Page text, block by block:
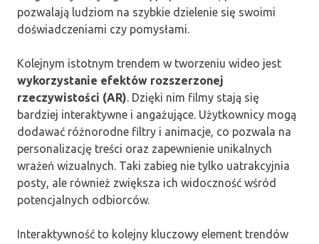
pozwalają ludziom na szybkie dzielenie się swoimi
doświadczeniami czy pomysłami.
Kolejnym istotnym trendem w tworzeniu wideo jest
wykorzystanie efektów rozszerzonej
rzeczywistości (AR). Dzięki nim filmy stają się
bardziej interaktywne i angażujące. Użytkownicy mogą
dodawać różnorodne filtry i animacje, co pozwala na
personalizację treści oraz zapewnienie unikalnych
wrażeń wizualnych. Taki zabieg nie tylko uatrakcyjnia
posty, ale również zwiększa ich widoczność wśród
potencjalnych odbiorców.
Interaktywność to kolejny kluczowy element trendów